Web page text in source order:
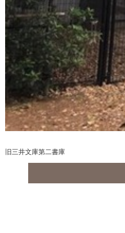
旧三井文庫第二書庫